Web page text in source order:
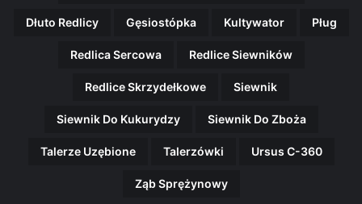
Dłuto Redlicy Gęsiostópka Kultywator Pług
Redlica Sercowa Redlice Siewników
Redlice Skrzydełkowe Siewnik
Siewnik Do Kukurydzy Siewnik Do Zboża
Talerze Uzębione Talerzówki Ursus C-360
Ząb Sprężynowy